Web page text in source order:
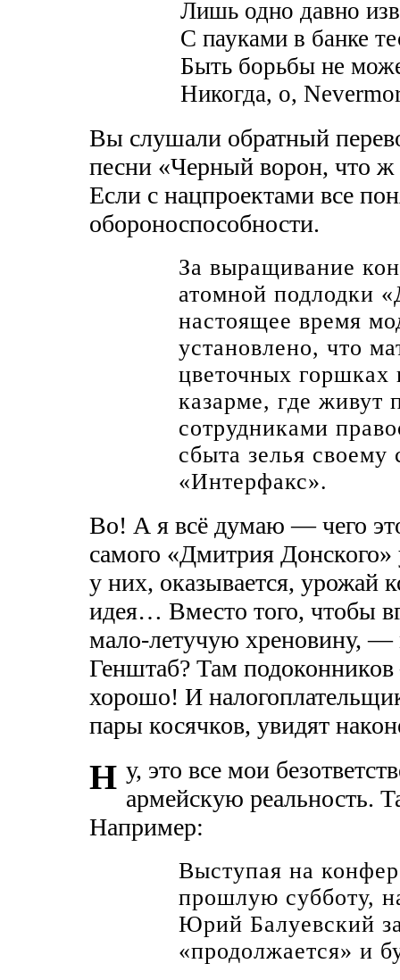
Лишь одно давно
С пауками в банке
Быть борьбы не
Никогда, о,
Вы слушали обратный
песни «Черный ворон, что
Если с нацпроектами все
обороноспособности.
За выращивание
атомной подлодки
настоящее время
установлено, что
цветочных горшках
казарме, где живут
сотрудниками
сбыта зелья
«Интерфакс».
Во! А я всё думаю — чего
самого «Дмитрия
у них, оказывается, урожай
идея… Вместо того, чтобы
мало-летучую хреновину, —
Генштаб? Там
хорошо! И
пары косячков, увидят
Н у, это все мои
армейскую реальность.
Например:
Выступая на
прошлую субботу,
Юрий Балуевский
«продолжается» и